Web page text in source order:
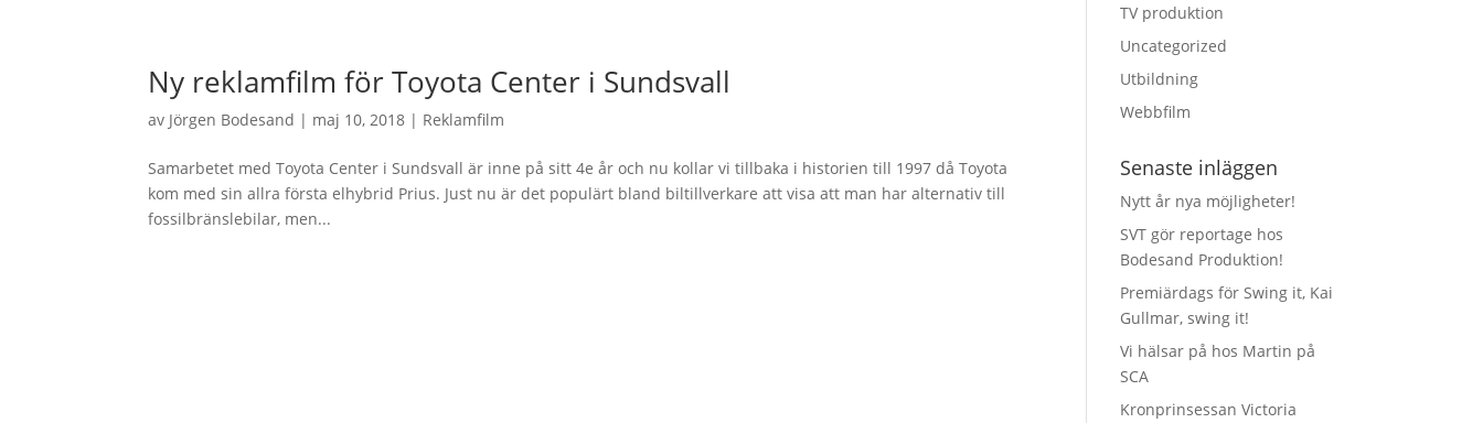
Ny reklamfilm för Toyota Center i Sundsvall
av Jörgen Bodesand | maj 10, 2018 | Reklamfilm
Samarbetet med Toyota Center i Sundsvall är inne på sitt 4e år och nu kollar vi tillbaka i historien till 1997 då Toyota
kom med sin allra första elhybrid Prius. Just nu är det populärt bland biltillverkare att visa att man har alternativ till
fossilbränslebilar, men...
TV produktion
Uncategorized
Utbildning
Webbfilm
Senaste inläggen
Nytt år nya möjligheter!
SVT gör reportage hos
Bodesand Produktion!
Premiärdags för Swing it, Kai
Gullmar, swing it!
Vi hälsar på hos Martin på
SCA
Kronprinsessan Victoria